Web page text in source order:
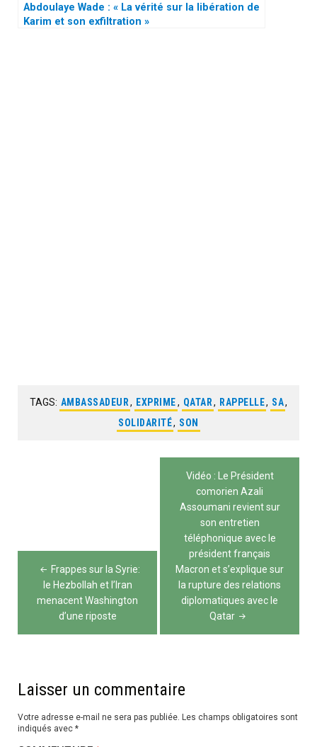
Abdoulaye Wade : « La vérité sur la libération de
Karim et son exfiltration »
TAGS: AMBASSADEUR, EXPRIME, QATAR, RAPPELLE, SA,
SOLIDARITÉ, SON
Frappes sur la Syrie:
le Hezbollah et l’Iran
menacent Washington
d’une riposte
Vidéo : Le Président
comorien Azali
Assoumani revient sur
son entretien
téléphonique avec le
président français
Macron et s’explique sur
la rupture des relations
diplomatiques avec le
Qatar
Laisser un commentaire
Votre adresse e-mail ne sera pas publiée. Les champs obligatoires sont
indiqués avec *